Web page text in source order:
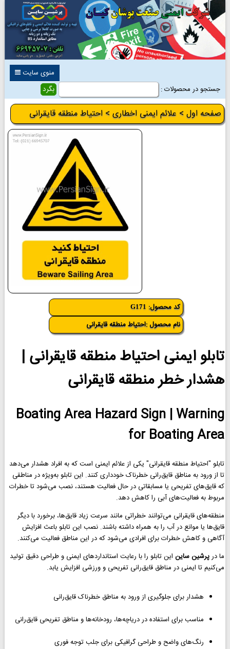
منوی سایت
جستجو در محصولات :
صفحه اول > علائم ایمنی اخطاری > احتیاط منطقه قایقرانی
کد محصول: G171
نام محصول :احتیاط منطقه قایقرانی
تابلو ایمنی احتیاط منطقه قایقرانی |
هشدار خطر منطقه قایقرانی
Boating Area Hazard Sign | Warning
for Boating Area
تابلو "احتیاط منطقه قایقرانی" یکی از علائم ایمنی است که به افراد هشدار می‌دهد
تا از ورود به مناطق قایق‌رانی خطرناک خودداری کنند. این تابلو به‌ویژه در مناطقی
که قایق‌های تفریحی یا مسابقاتی در حال فعالیت هستند، نصب می‌شود تا خطرات
مربوط به فعالیت‌های آبی را کاهش دهد.
منطقه‌های قایقرانی می‌توانند خطراتی مانند سرعت زیاد قایق‌ها، برخورد با دیگر
قایق‌ها یا موانع در آب را به همراه داشته باشند. نصب این تابلو باعث افزایش
آگاهی و کاهش خطرات برای افرادی می‌شود که در این مناطق فعالیت می‌کنند.
ما درپرشین ساین این تابلو را با رعایت استانداردهای ایمنی و طراحی دقیق تولید
می‌کنیم تا ایمنی در مناطق قایق‌رانی تفریحی و ورزشی افزایش یابد.
هشدار برای جلوگیری از ورود به مناطق خطرناک قایق‌رانی
مناسب برای استفاده در دریاچه‌ها، رودخانه‌ها و مناطق تفریحی قایق‌رانی
رنگ‌های واضح و طراحی گرافیکی برای جلب توجه فوری